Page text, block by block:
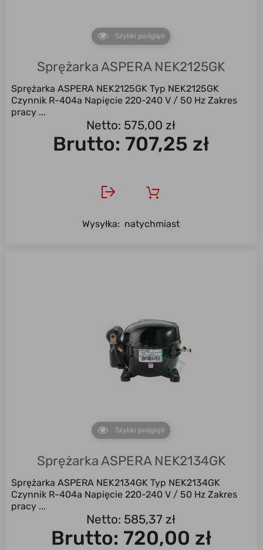
Szybki podgląd
Sprężarka ASPERA NEK2125GK
Sprężarka ASPERA NEK2125GK Typ NEK2125GK
Czynnik R-404a Napięcie 220-240 V / 50 Hz Zakres
pracy ...
Netto: 575,00 zł
Brutto: 707,25 zł
Wysyłka: natychmiast
Szybki podgląd
Sprężarka ASPERA NEK2134GK
Sprężarka ASPERA NEK2134GK Typ NEK2134GK
Czynnik R-404a Napięcie 220-240 V / 50 Hz Zakres
pracy ...
Netto: 585,37 zł
Brutto: 720,00 zł